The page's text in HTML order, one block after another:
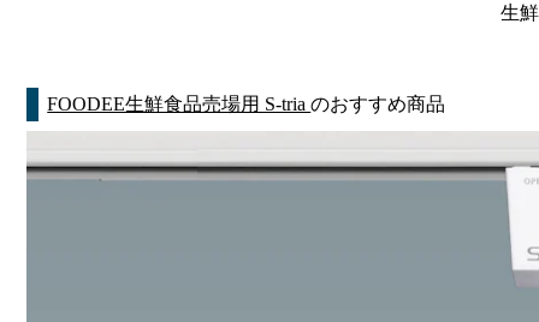
生
FOODEE生鮮食品売場用 S-triaのおすすめ商品